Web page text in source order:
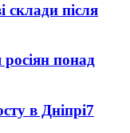
склади після
понад
в Дніпрі7